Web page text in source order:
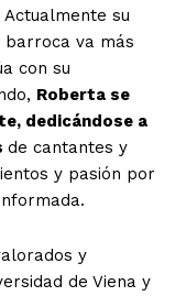
su
barroca va más
con su
Roberta se
dedicándose a
de cantantes y
y pasión por
y
de Viena y